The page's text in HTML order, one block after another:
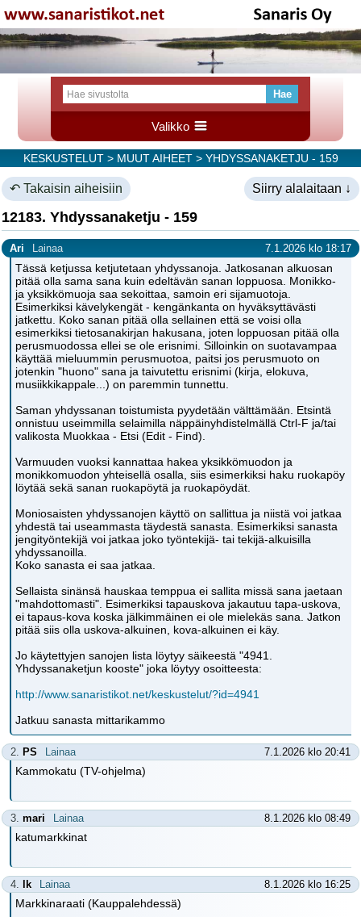
Valikko
KESKUSTELUT> MUUT AIHEET> YHDYSSANAKETJU - 159
↶ Takaisin aiheisiin Siirry alalaitaan ↓
12183. Yhdyssanaketju - 159
Ari Lainaa 7.1.2026 klo 18:17
Tässä ketjussa ketjutetaan yhdyssanoja. Jatkosanan alkuosan
pitää olla sama sana kuin edeltävän sanan loppuosa. Monikko-
ja yksikkömuoja saa sekoittaa, samoin eri sijamuotoja.
Esimerkiksi kävelykengät - kengänkanta on hyväksyttävästi
jatkettu. Koko sanan pitää olla sellainen että se voisi olla
esimerkiksi tietosanakirjan hakusana, joten loppuosan pitää olla
perusmuodossa ellei se ole erisnimi. Silloinkin on suotavampaa
käyttää mieluummin perusmuotoa, paitsi jos perusmuoto on
jotenkin "huono" sana ja taivutettu erisnimi (kirja, elokuva,
musiikkikappale...) on paremmin tunnettu.
Saman yhdyssanan toistumista pyydetään välttämään. Etsintä
onnistuu useimmilla selaimilla näppäinyhdistelmällä Ctrl-F ja/tai
valikosta Muokkaa - Etsi (Edit - Find).
Varmuuden vuoksi kannattaa hakea yksikkömuodon ja
monikkomuodon yhteisellä osalla, siis esimerkiksi haku ruokapöy
löytää sekä sanan ruokapöytä ja ruokapöydät.
Moniosaisten yhdyssanojen käyttö on sallittua ja niistä voi jatkaa
yhdestä tai useammasta täydestä sanasta. Esimerkiksi sanasta
jengityöntekijä voi jatkaa joko työntekijä- tai tekijä-alkuisilla
yhdyssanoilla.
Koko sanasta ei saa jatkaa.
Sellaista sinänsä hauskaa temppua ei sallita missä sana jaetaan
"mahdottomasti". Esimerkiksi tapauskova jakautuu tapa-uskova,
ei tapaus-kova koska jälkimmäinen ei ole mielekäs sana. Jatkon
pitää siis olla uskova-alkuinen, kova-alkuinen ei käy.
Jo käytettyjen sanojen lista löytyy säikeestä "4941.
Yhdyssanaketjun kooste" joka löytyy osoitteesta:
http://www.sanaristikot.net/keskustelut/?id=4941
Jatkuu sanasta mittarikammo
2. PS Lainaa 7.1.2026 klo 20:41
Kammokatu (TV-ohjelma)
3. mari Lainaa 8.1.2026 klo 08:49
katumarkkinat
4. lk Lainaa 8.1.2026 klo 16:25
Markkinaraati (Kauppalehdessä)